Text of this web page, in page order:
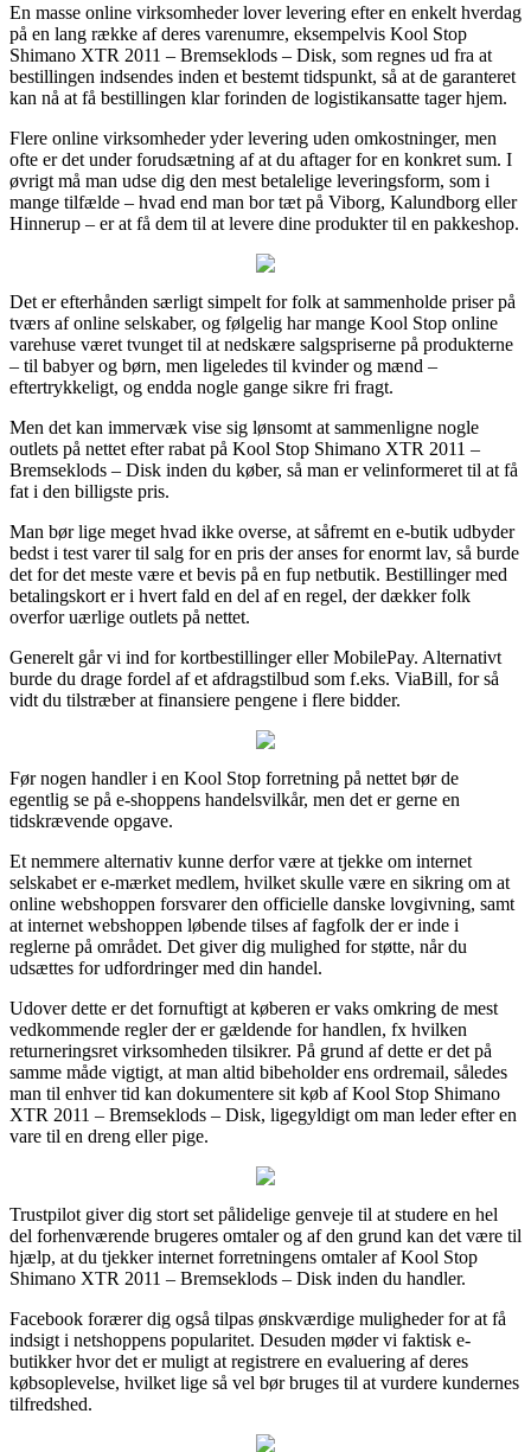
En masse online virksomheder lover levering efter en enkelt hverdag
på en lang række af deres varenumre, eksempelvis Kool Stop
Shimano XTR 2011 – Bremseklods – Disk, som regnes ud fra at
bestillingen indsendes inden et bestemt tidspunkt, så at de garanteret
kan nå at få bestillingen klar forinden de logistikansatte tager hjem.
Flere online virksomheder yder levering uden omkostninger, men
ofte er det under forudsætning af at du aftager for en konkret sum. I
øvrigt må man udse dig den mest betalelige leveringsform, som i
mange tilfælde – hvad end man bor tæt på Viborg, Kalundborg eller
Hinnerup – er at få dem til at levere dine produkter til en pakkeshop.
Det er efterhånden særligt simpelt for folk at sammenholde priser på
tværs af online selskaber, og følgelig har mange Kool Stop online
varehuse været tvunget til at nedskære salgspriserne på produkterne
– til babyer og børn, men ligeledes til kvinder og mænd –
eftertrykkeligt, og endda nogle gange sikre fri fragt.
Men det kan immervæk vise sig lønsomt at sammenligne nogle
outlets på nettet efter rabat på Kool Stop Shimano XTR 2011 –
Bremseklods – Disk inden du køber, så man er velinformeret til at få
fat i den billigste pris.
Man bør lige meget hvad ikke overse, at såfremt en e-butik udbyder
bedst i test varer til salg for en pris der anses for enormt lav, så burde
det for det meste være et bevis på en fup netbutik. Bestillinger med
betalingskort er i hvert fald en del af en regel, der dækker folk
overfor uærlige outlets på nettet.
Generelt går vi ind for kortbestillinger eller MobilePay. Alternativt
burde du drage fordel af et afdragstilbud som f.eks. ViaBill, for så
vidt du tilstræber at finansiere pengene i flere bidder.
Før nogen handler i en Kool Stop forretning på nettet bør de
egentlig se på e-shoppens handelsvilkår, men det er gerne en
tidskrævende opgave.
Et nemmere alternativ kunne derfor være at tjekke om internet
selskabet er e-mærket medlem, hvilket skulle være en sikring om at
online webshoppen forsvarer den officielle danske lovgivning, samt
at internet webshoppen løbende tilses af fagfolk der er inde i
reglerne på området. Det giver dig mulighed for støtte, når du
udsættes for udfordringer med din handel.
Udover dette er det fornuftigt at køberen er vaks omkring de mest
vedkommende regler der er gældende for handlen, fx hvilken
returneringsret virksomheden tilsikrer. På grund af dette er det på
samme måde vigtigt, at man altid bibeholder ens ordremail, således
man til enhver tid kan dokumentere sit køb af Kool Stop Shimano
XTR 2011 – Bremseklods – Disk, ligegyldigt om man leder efter en
vare til en dreng eller pige.
Trustpilot giver dig stort set pålidelige genveje til at studere en hel
del forhenværende brugeres omtaler og af den grund kan det være til
hjælp, at du tjekker internet forretningens omtaler af Kool Stop
Shimano XTR 2011 – Bremseklods – Disk inden du handler.
Facebook forærer dig også tilpas ønskværdige muligheder for at få
indsigt i netshoppens popularitet. Desuden møder vi faktisk e-
butikker hvor det er muligt at registrere en evaluering af deres
købsoplevelse, hvilket lige så vel bør bruges til at vurdere kundernes
tilfredshed.